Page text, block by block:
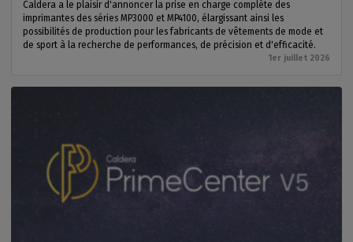
Caldera a le plaisir d'annoncer la prise en charge complète des
imprimantes des séries MP3000 et MP4100, élargissant ainsi les
possibilités de production pour les fabricants de vêtements de mode et
de sport à la recherche de performances, de précision et d'efficacité.
1er juillet 2026